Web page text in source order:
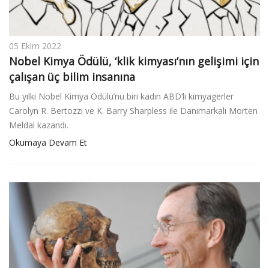
05 Ekim 2022
Nobel Kimya Ödülü, ‘klik kimyası’nın gelişimi için
çalışan üç bilim insanına
Bu yılki Nobel Kimya Ödülü’nü biri kadın ABD’li kimyagerler
Carolyn R. Bertozzi ve K. Barry Sharpless ile Danimarkalı Morten
Meldal kazandı.
Okumaya Devam Et